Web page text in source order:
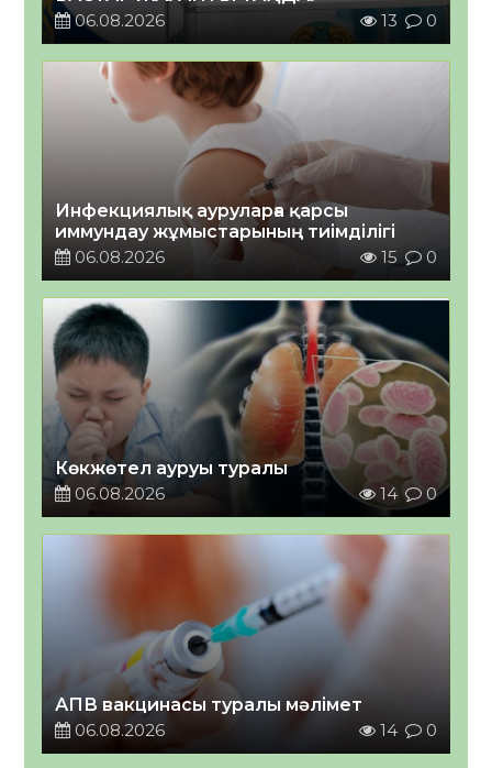
06.08.2026
13 0
Инфекциялық ауруларға қарсы
иммундау жұмыстарының тиімділігі
06.08.2026
15 0
Көкжөтел ауруы туралы
06.08.2026
14 0
АПВ вакцинасы туралы мәлімет
06.08.2026
14 0